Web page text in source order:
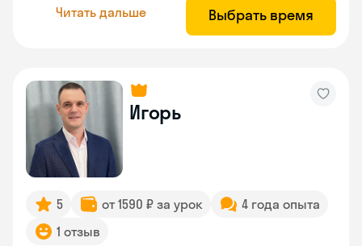
Читать дальше Выбрать время
Игорь
5 от 1590 ₽ за урок
4 года опыта
1 отзыв